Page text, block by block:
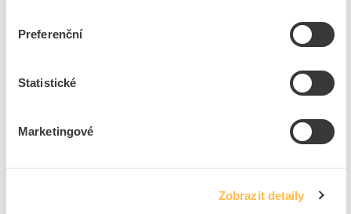
Preferenční
Statistické
Marketingové
Zobrazit detaily
71 606,28 Kč/ks